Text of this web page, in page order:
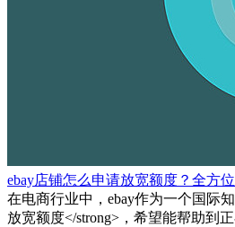
ebay店铺怎么申请放宽额度？全方
在电商行业中，ebay作为一个国际
放宽额度</strong>，希望能帮助到